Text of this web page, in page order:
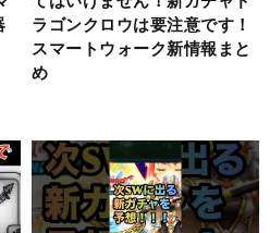
ラゴンクロウは要注意です！
スマートウォーク新情報まと
め